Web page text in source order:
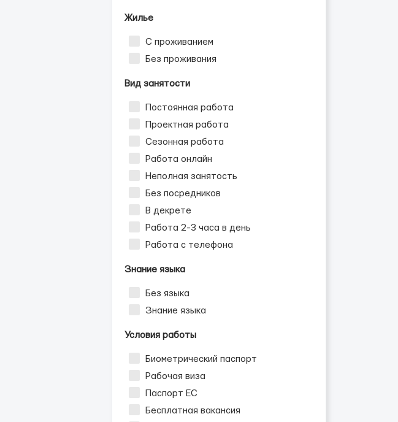
Жилье
С проживанием
Без проживания
Вид занятости
Постоянная работа
Проектная работа
Сезонная работа
Работа онлайн
Неполная занятость
Без посредников
В декрете
Работа 2-3 часа в день
Работа с телефона
Знание языка
Без языка
Знание языка
Условия работы
Биометрический паспорт
Рабочая виза
Паспорт ЕС
Бесплатная вакансия